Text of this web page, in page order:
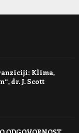
Klima,
dr. J. Scott